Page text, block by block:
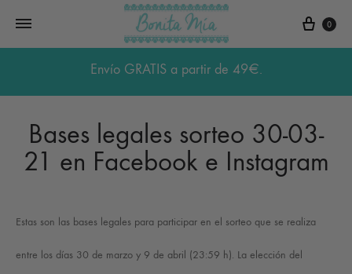
0
Envío GRATIS a partir de 49€.
Bases legales sorteo 30-03-
21 en Facebook e Instagram
Estas son las bases legales para participar en el sorteo que se realiza
entre los días 30 de marzo y 9 de abril (23:59 h). La elección del